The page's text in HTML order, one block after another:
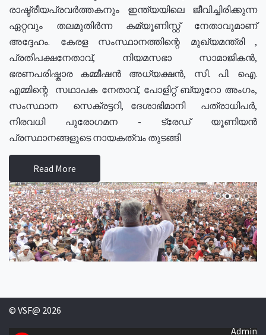
രാഷ്ട്രീയപ്രവർത്തകനും ഇന്ത്യയിലെ ജീവിച്ചിരിക്കുന്ന
ഏറ്റവും തലമുതിർന്ന കമ്യൂണിസ്റ്റ് നേതാവുമാണ്
അദ്ദേഹം. കേരള സംസ്ഥാനത്തിന്റെ മുഖ്യമന്ത്രി ,
പ്രതിപക്ഷനേതാവ്, നിയമസഭാ സാമാജികൻ,
ഭരണപരിഷ്കാര കമ്മീഷൻ അധ്യക്ഷൻ, സി. പി. ഐ.
എമ്മിന്റെ സഥാപക നേതാവ്, പോളിറ്റ് ബ്യുറോ അംഗം,
സംസ്ഥാന സെക്രട്ടറി, ദേശാഭിമാനി പത്രാധിപർ,
നിരവധി പുരോഗമന - ട്രേഡ് യൂണിയൻ
പ്രസ്ഥാനങ്ങളുടെ നായകത്വം തുടങ്ങി
Read More
© VSF@ 2026
Admin